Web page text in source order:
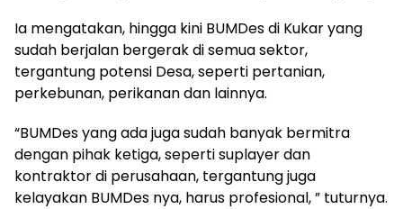
Ia mengatakan, hingga kini BUMDes di Kukar yang
sudah berjalan bergerak di semua sektor,
tergantung potensi Desa, seperti pertanian,
perkebunan, perikanan dan lainnya.
“BUMDes yang ada juga sudah banyak bermitra
dengan pihak ketiga, seperti suplayer dan
kontraktor di perusahaan, tergantung juga
kelayakan BUMDes nya, harus profesional, ” tuturnya.